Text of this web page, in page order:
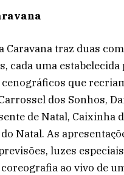
Caravana traz duas
cada uma
que
dos Sonhos,
de Natal, Caixinha
Natal. As
luzes
ao vivo de